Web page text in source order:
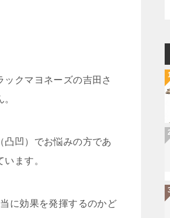
クマヨネーズの吉田さ
凸凹）でお悩みの方であ
ます。
に効果を発揮するのかど